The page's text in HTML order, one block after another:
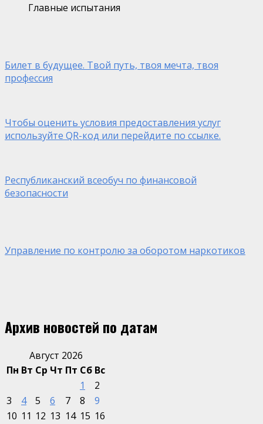
Главные испытания
Билет в будущее. Твой путь, твоя мечта, твоя
профессия
Чтобы оценить условия предоставления услуг
используйте QR-код или перейдите по ссылке.
Республиканский всеобуч по финансовой
безопасности
Управление по контролю за оборотом наркотиков
Архив новостей по датам
Август 2026
Пн Вт Ср Чт Пт Сб Вс
1
2
3
4 5 6 7 8
9
10 11 12 13 14 15 16